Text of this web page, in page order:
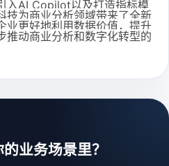
入AI Copilot以及打造指标模
技为商业分析领域带来了全新
业更好地利用数据价值，提升
推动商业分析和数字化转型的
业务场景里？